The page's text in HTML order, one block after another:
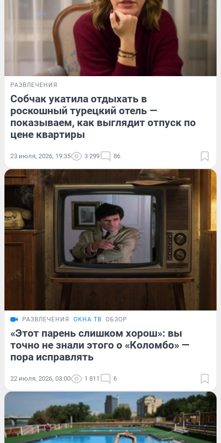
РАЗВЛЕЧЕНИЯ
Собчак укатила отдыхать в
роскошный турецкий отель —
показываем, как выглядит отпуск по
цене квартиры
23 июля, 2026, 19:35 3 299 86
РАЗВЛЕЧЕНИЯ ОКНА ТВ ОБЗОР
«Этот парень слишком хорош»: вы
точно не знали этого о «Коломбо» —
пора исправлять
22 июля, 2026, 03:00 1 811 6